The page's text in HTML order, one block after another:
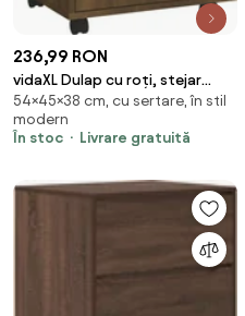
236,99 RON
vidaXL Dulap cu roți, stejar
maro, 45x38x54 cm, lemn
prelucrat
54×45×38 cm, cu sertare, în stil
modern
În stoc
Livrare gratuită